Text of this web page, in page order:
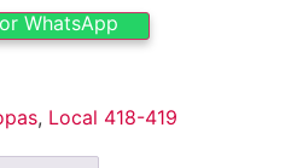
WhatsApp
, Local 418-419